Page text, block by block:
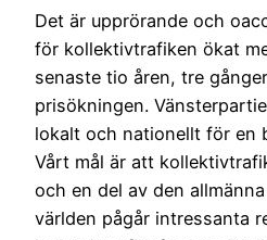
Det är upprörande och
för kollektivtrafiken ökat
senaste tio åren, tre
prisökningen.
lokalt och nationellt för en
Vårt mål är att
och en del av den
världen pågår intressanta